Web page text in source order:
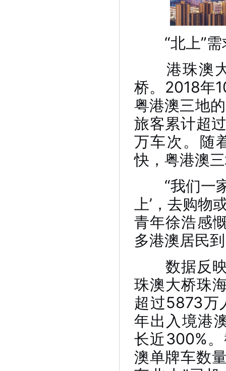
“北上”需
港珠澳大
桥。2018年
粤港澳三地
旅客累计超
万车次。随
快，粤港澳
“我们一家
上’，去购
青年徐浩感
多港澳居民
数据反映
珠澳大桥珠
超过5873万
年出入境港
长近300%
澳单牌车数